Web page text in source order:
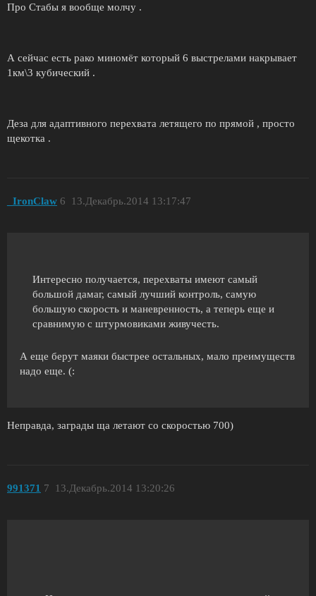
Про Стабы я вообще молчу .
А сейчас есть рако миномёт который 6 выстрелами накрывает
1км\3 кубический .
Деза для адаптивного перехвата летящего по прямой , просто
щекотка .
_IronClaw 13.Декабрь.2014 13:17:47
6
Интересно получается, перехваты имеют самый
большой дамаг, самый лучший контроль, самую
большую скорость и маневренность, а теперь еще и
сравнимую с штурмовиками живучесть.
А еще берут маяки быстрее остальных, мало преимуществ
надо еще. (:
Неправда, заграды ща летают со скоростью 700)
991371 13.Декабрь.2014 13:20:26
7